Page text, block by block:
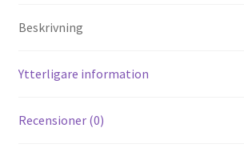
es
t
di
t
k
Beskrivning
Ytterligare information
Recensioner (0)